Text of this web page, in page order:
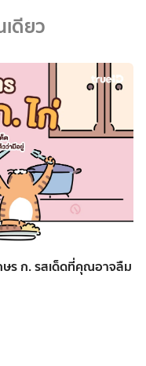
ดียว
ษร ก. รสเด็ดที่คุณอาจลืม